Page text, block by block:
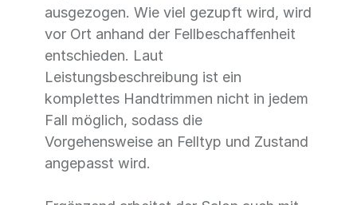
ausgezogen. Wie viel gezupft wird, wird
vor Ort anhand der Fellbeschaffenheit
entschieden. Laut
Leistungsbeschreibung ist ein
komplettes Handtrimmen nicht in jedem
Fall möglich, sodass die
Vorgehensweise an Felltyp und Zustand
angepasst wird.